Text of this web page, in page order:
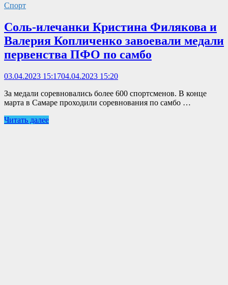
Спорт
Соль-илечанки Кристина Филякова и
Валерия Копличенко завоевали медали
первенства ПФО по самбо
03.04.2023 15:1704.04.2023 15:20
За медали соревновались более 600 спортсменов. В конце
марта в Самаре проходили соревнования по самбо …
Читать далее